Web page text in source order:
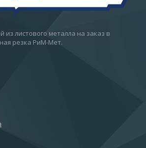
из листового металла на заказ в
резка РиМ-Мет.